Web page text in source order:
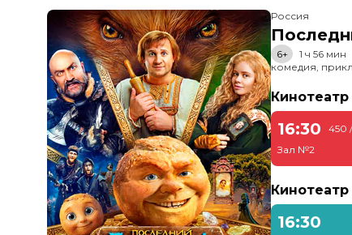
Россия
6+
1 ч 56 мин
комедия,
16:30
Зал №2
450
16:30